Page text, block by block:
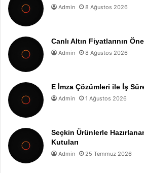
Admin 8 Ağustos 2026
Canlı Altın Fiyatlarının
Admin 8 Ağustos 2026
E İmza Çözümleri ile İş
Admin 1 Ağustos 2026
Seçkin Ürünlerle
Kutuları
Admin 25 Temmuz 2026